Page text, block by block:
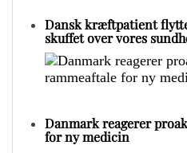
Dansk kræftpatient
skuffet over vores
Danmark reagerer
for ny medicin